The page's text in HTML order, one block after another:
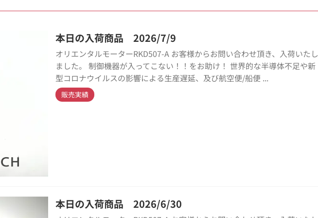
本日の入荷商品 2026/7/9
オリエンタルモーターRKD507-A お客様からお問い合わせ頂き、入荷いたし
ました。 制御機器が入ってこない！！をお助け！ 世界的な半導体不足や新
型コロナウイルスの影響による生産遅延、及び航空便/船便 ...
販売実績
本日の入荷商品 2026/6/30